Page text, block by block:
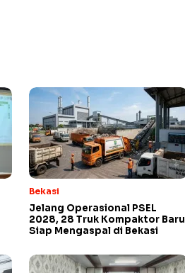
Bekasi
Jelang Operasional PSEL
2028, 28 Truk Kompaktor Baru
Siap Mengaspal di Bekasi